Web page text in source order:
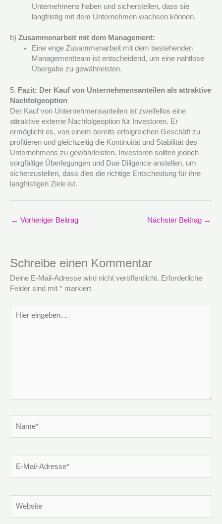
Unternehmens haben und sicherstellen, dass sie
langfristig mit dem Unternehmen wachsen können.
b) Zusammenarbeit mit dem Management:
Eine enge Zusammenarbeit mit dem bestehenden
Managementteam ist entscheidend, um eine nahtlose
Übergabe zu gewährleisten.
5. Fazit: Der Kauf von Unternehmensanteilen als attraktive
Nachfolgeoption
Der Kauf von Unternehmensanteilen ist zweifellos eine
attraktive externe Nachfolgeoption für Investoren. Er
ermöglicht es, von einem bereits erfolgreichen Geschäft zu
profitieren und gleichzeitig die Kontinuität und Stabilität des
Unternehmens zu gewährleisten. Investoren sollten jedoch
sorgfältige Überlegungen und Due Diligence anstellen, um
sicherzustellen, dass dies die richtige Entscheidung für ihre
langfristigen Ziele ist.
← Vorheriger Beitrag Nächster Beitrag →
Schreibe einen Kommentar
Deine E-Mail-Adresse wird nicht veröffentlicht. Erforderliche
Felder sind mit * markiert
eingeben…
Mail-